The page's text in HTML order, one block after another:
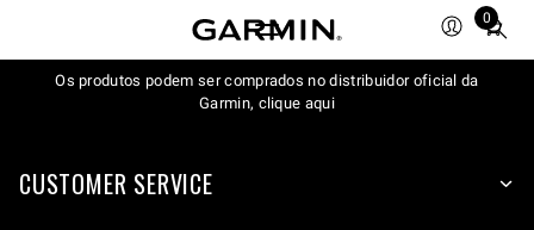
0
Total
items
in
Os produtos podem ser comprados no distribuidor oficial da
Garmin, clique aqui
CUSTOMER SERVICE